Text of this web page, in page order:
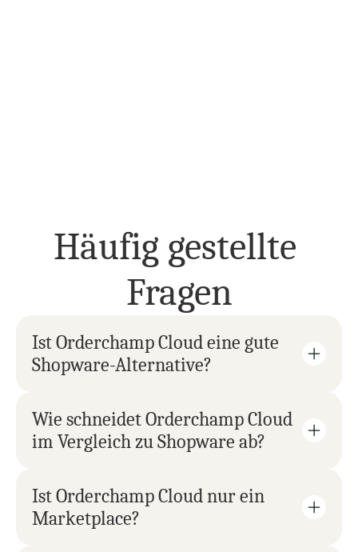
Häufig gestellte
Fragen
Ist Orderchamp Cloud eine gute
Shopware-Alternative?
Wie schneidet Orderchamp Cloud
im Vergleich zu Shopware ab?
Ist Orderchamp Cloud nur ein
Marketplace?